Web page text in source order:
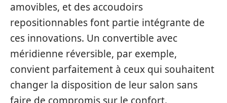
amovibles, et des accoudoirs
repositionnables font partie intégrante de
ces innovations. Un convertible avec
méridienne réversible, par exemple,
convient parfaitement à ceux qui souhaitent
changer la disposition de leur salon sans